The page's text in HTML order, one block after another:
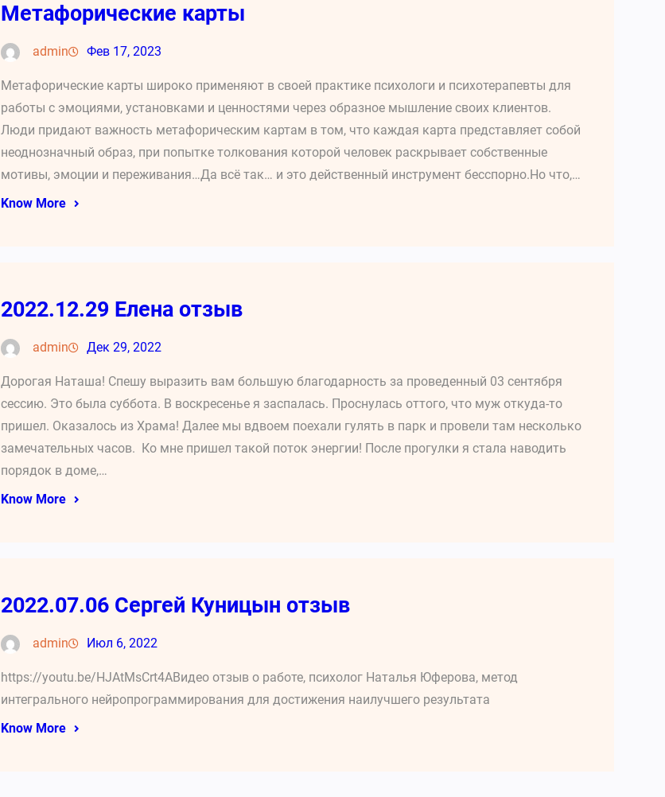
Метафорические карты
admin Фев 17, 2023
Метафорические карты широко применяют в своей практике психологи и психотерапевты для
работы с эмоциями, установками и ценностями через образное мышление своих клиентов.
Люди придают важность метафорическим картам в том, что каждая карта представляет собой
неоднозначный образ, при попытке толкования которой человек раскрывает собственные
мотивы, эмоции и переживания…Да всё так… и это действенный инструмент бесспорно.Но что,…
Know More
2022.12.29 Елена отзыв
admin Дек 29, 2022
Дорогая Наташа! Спешу выразить вам большую благодарность за проведенный 03 сентября
сессию. Это была суббота. В воскресенье я заспалась. Проснулась оттого, что муж откуда-то
пришел. Оказалось из Храма! Далее мы вдвоем поехали гулять в парк и провели там несколько
замечательных часов. Ко мне пришел такой поток энергии! После прогулки я стала наводить
порядок в доме,…
Know More
2022.07.06 Сергей Куницын отзыв
admin Июл 6, 2022
https://youtu.be/HJAtMsCrt4AВидео отзыв о работе, психолог Наталья Юферова, метод
интегрального нейропрограммирования для достижения наилучшего результата
Know More